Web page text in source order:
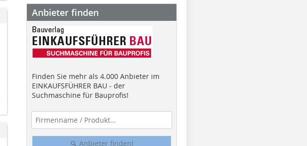
Anbieter finden
Finden Sie mehr als 4.000 Anbieter im
EINKAUFSFÜHRER BAU - der
Suchmaschine für Bauprofis!
Anbieter finden!